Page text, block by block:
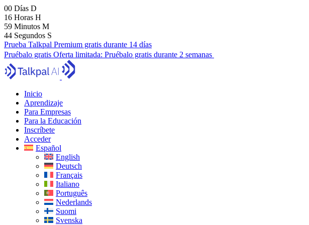
00 Días D
16 Horas H
59 Minutos M
43 Segundos S
Prueba Talkpal Premium gratis durante 14 días
Pruébalo gratis Oferta limitada: Pruébalo gratis durante 2 semanas
Inicio
Aprendizaje
Para Empresas
Para la Educación
Inscríbete
Acceder
Español
English
Deutsch
Français
Italiano
Português
Nederlands
Suomi
Svenska